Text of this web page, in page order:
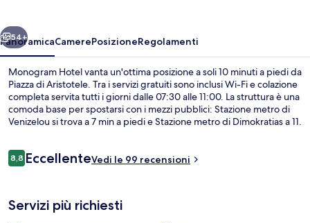
Avanti
54+
PanoramicaCamerePosizioneRegolamenti
Monogram Hotel vanta un'ottima posizione a soli 10 minuti a piedi da
Piazza di Aristotele. Tra i servizi gratuiti sono inclusi Wi-Fi e colazione
completa servita tutti i giorni dalle 07:30 alle 11:00. La struttura è una
comoda base per spostarsi con i mezzi pubblici: Stazione metro di
Venizelou si trova a 7 min a piedi e Stazione metro di Dimokratias a 11.
Recensioni
8,88,8 su 10
EccellenteVedi le 99 recensioni
Servizi più richiesti